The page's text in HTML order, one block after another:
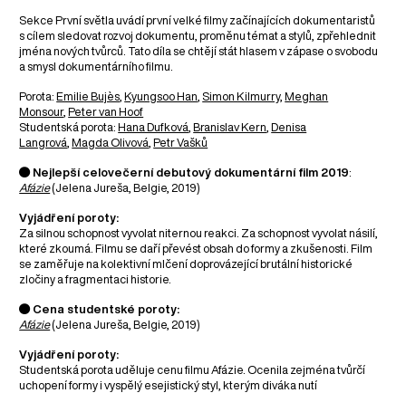
Sekce První světla uvádí první velké filmy začínajících dokumentaristů
s cílem sledovat rozvoj dokumentu, proměnu témat a stylů, zpřehlednit
jména nových tvůrců. Tato díla se chtějí stát hlasem v zápase o svobodu
a smysl dokumentárního filmu.
Porota: Emilie Bujès Kyungsoo Han Simon Kilmurry, Meghan
Monsour, Peter van Hoof
Studentská porota: Hana Dufková Branislav Kern
Denisa
Langrová
Magda Olivová Petr Vašků
● Nejlepší celovečerní debutový dokumentární film​ 2019:
Afázie(Jelena Jureša, Belgie, 2019)
Vyjádření poroty:
Za silnou schopnost vyvolat niternou reakci. Za schopnost vyvolat násilí,
které zkoumá. Filmu se daří převést obsah do formy a zkušenosti. Film
se zaměřuje na kolektivní mlčení doprovázející brutální historické
zločiny a fragmentaci historie.
● Cena studentské poroty:
Afázie(Jelena Jureša, Belgie, 2019)
Vyjádření poroty:
Studentská porota uděluje cenu filmu Afázie. Ocenila zejména tvůrčí
uchopení formy i vyspělý esejistický styl, kterým diváka nutí